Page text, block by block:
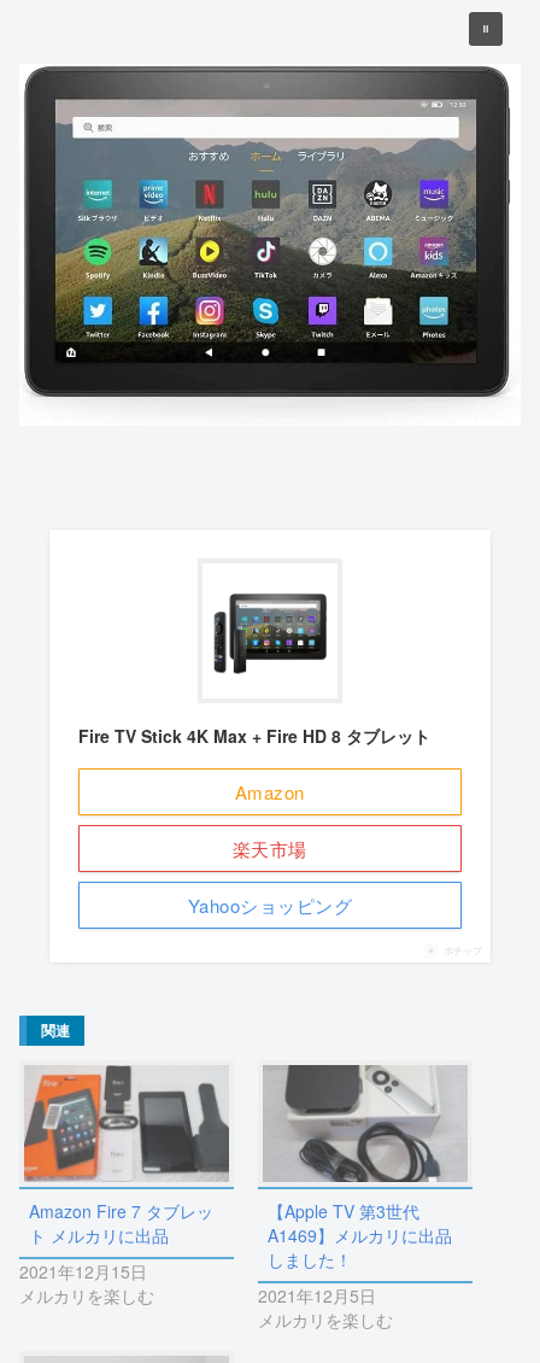
Fire TV Stick 4K Max + Fire HD 8 タブレット
Amazon
楽天市場
Yahooショッピング
ポチップ
関連
Amazon Fire 7 タブレッ
ト メルカリに出品
2021年12月15日
メルカリを楽しむ
【Apple TV 第3世代
A1469】メルカリに出品
しました！
2021年12月5日
メルカリを楽しむ